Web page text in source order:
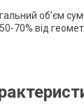
об’єм
70% від